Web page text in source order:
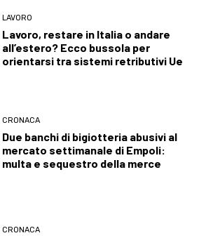
LAVORO
Lavoro, restare in Italia o andare
all’estero? Ecco bussola per
orientarsi tra sistemi retributivi Ue
CRONACA
Due banchi di bigiotteria abusivi al
mercato settimanale di Empoli:
multa e sequestro della merce
CRONACA